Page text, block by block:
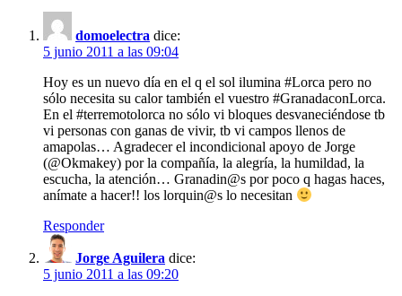
domoelectra dice:
5 junio 2011 a las 09:04
Hoy es un nuevo día en el q el sol ilumina #Lorca pero no
sólo necesita su calor también el vuestro #GranadaconLorca.
En el #terremotolorca no sólo vi bloques desvaneciéndose tb
vi personas con ganas de vivir, tb vi campos llenos de
amapolas… Agradecer el incondicional apoyo de Jorge
(@Okmakey) por la compañía, la alegría, la humildad, la
escucha, la atención… Granadin@s por poco q hagas haces,
anímate a hacer!! los lorquin@s lo necesitan
Responder
Jorge Aguilera dice:
5 junio 2011 a las 09:20